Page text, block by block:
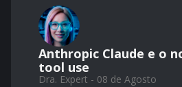
Anthropic Claude e o
tool use
Dra. Expert - 08 de Agosto